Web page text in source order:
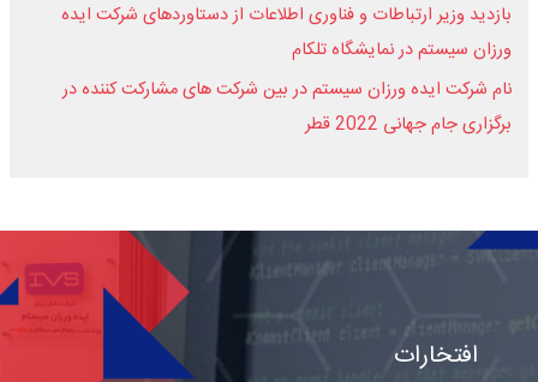
بازدید وزیر ارتباطات و فناوری اطلاعات از دستاوردهای شرکت ایده
ورزان سیستم در نمایشگاه تلکام
نام شرکت ایده ورزان سیستم در بین شرکت های مشارکت کننده در
برگزاری جام جهانی 2022 قطر
افتخارات